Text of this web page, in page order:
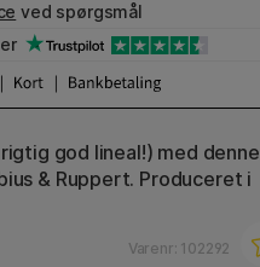
ved spørgsmål
god lineal!) med denne
& Ruppert. Produceret i
Varenr: 102292